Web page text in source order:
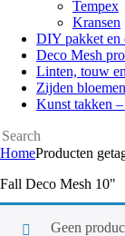
Tempex
Kransen
DIY pakket en
Deco Mesh
Linten, touw
Zijden
Kunst takken
HomeProducten
Fall Deco Mesh 10"
Geen